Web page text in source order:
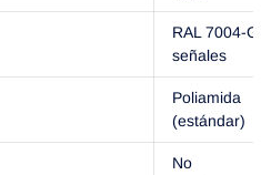
RAL 7004-
señales
Poliamida
(estándar)
No